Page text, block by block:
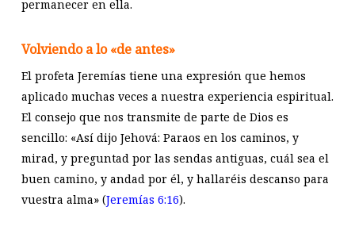
permanecer en ella.
Volviendo a lo «de antes»
El profeta Jeremías tiene una expresión que hemos
aplicado muchas veces a nuestra experiencia espiritual.
El consejo que nos transmite de parte de Dios es
sencillo: «Así dijo Jehová: Paraos en los caminos, y
mirad, y preguntad por las sendas antiguas, cuál sea el
buen camino, y andad por él, y hallaréis descanso para
vuestra alma» (Jeremías 6:16).